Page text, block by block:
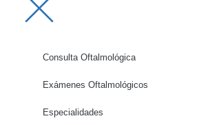
Consulta Oftalmológica
Exámenes Oftalmológicos
Especialidades